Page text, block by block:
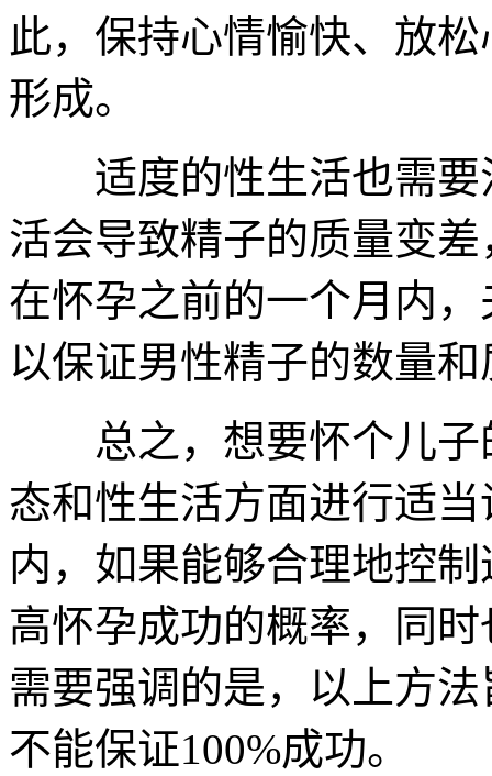
此，保持心情愉快、放
形成。
适度的性生活也需要
活会导致精子的质量变
在怀孕之前的一个月内
以保证男性精子的数量
总之，想要怀个儿子
态和性生活方面进行适
内，如果能够合理地控
高怀孕成功的概率，同
需要强调的是，以上方
不能保证100%成功。